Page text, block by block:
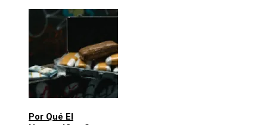
Por Qué El